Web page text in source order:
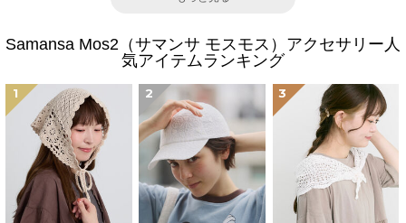
Samansa Mos2（サマンサ モスモス）アクセサリー人
気アイテムランキング
1 2 3